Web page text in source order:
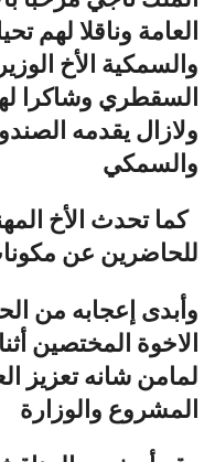
العامة وناقلا لهم
والسمكية الأخ
السقطري وشاكرا
ولازال يقدمه
والسمكي
كما تحدث الأخ
للحاضرين عن
وأبدى إعجابه من
الاخوة المختصين
لمامن شانه تعزيز
المشروع والوزارة